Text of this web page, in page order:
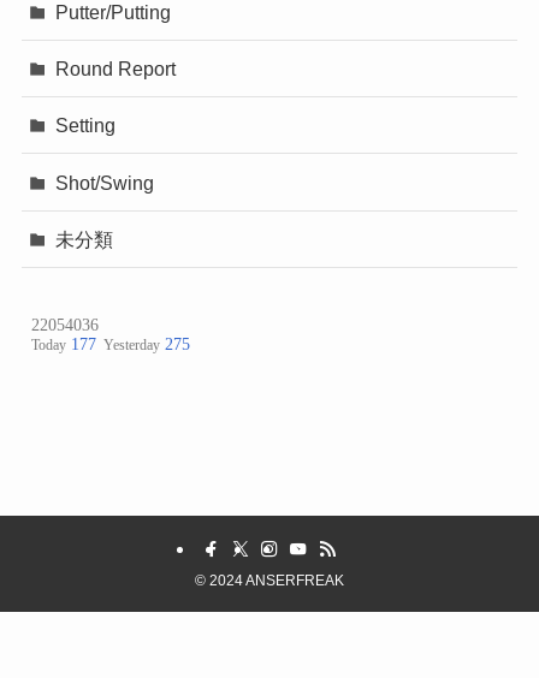
Putter/Putting
Round Report
Setting
Shot/Swing
未分類
© 2024 ANSERFREAK